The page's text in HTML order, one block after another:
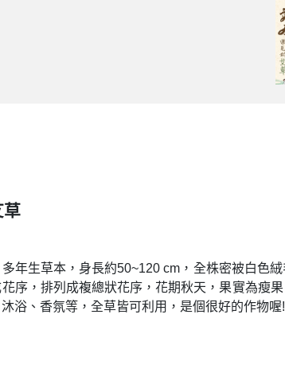
草
年生草本，身長約50~120 cm，全株密被白色
序，排列成複總狀花序，花期秋天，果實為瘦
浴、香氛等，全草皆可利用，是個很好的作物喔!